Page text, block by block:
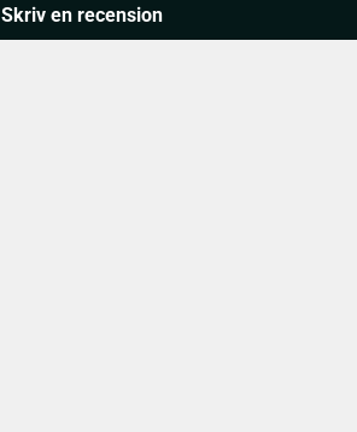
Skriv en recension